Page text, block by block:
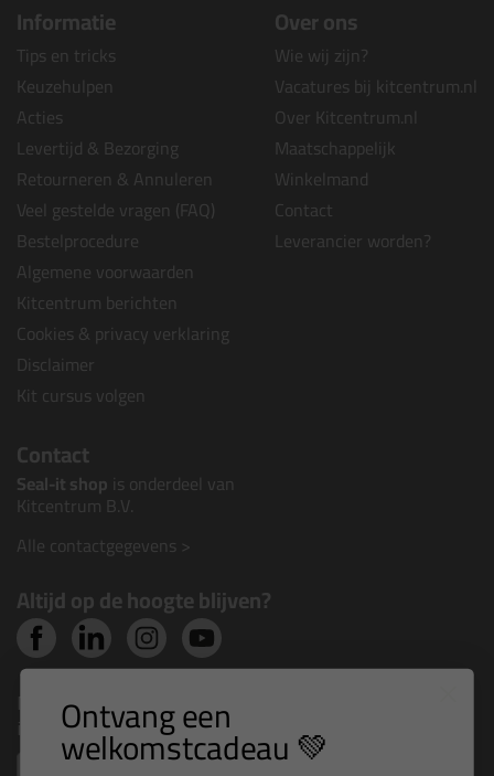
Informatie
Tips en tricks
Keuzehulpen
Acties
Levertijd & Bezorging
Retourneren & Annuleren
Veel gestelde vragen (FAQ)
Bestelprocedure
Algemene voorwaarden
Kitcentrum berichten
Cookies & privacy verklaring
Disclaimer
Kit cursus volgen
Over ons
Wie wij zijn?
Vacatures bij kitcentrum.nl
Over Kitcentrum.nl
Maatschappelijk
Winkelmand
Contact
Leverancier worden?
Contact
Seal-it shop is onderdeel van
Kitcentrum B.V.
Alle contactgegevens >
Altijd op de hoogte blijven?
Nieuws, tips en exclusieve deals rechtstreeks in je
inbox Ontvang een
welkomstcadeau 💚